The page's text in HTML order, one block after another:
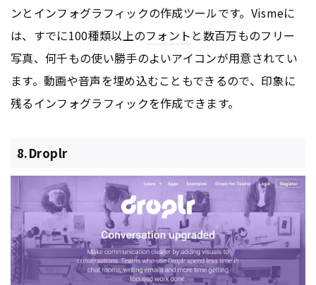
ンとインフォグラフィックの作成ツールです。Vismeに
は、すでに100種類以上のフォント と数百万ものフリー
写真、何千もの使い勝手のよいアイコンが用意されてい
ます。動画や音声を埋め込むこともできるので、印象に
残るインフォグラフィックを作成できます。
8.Droplr